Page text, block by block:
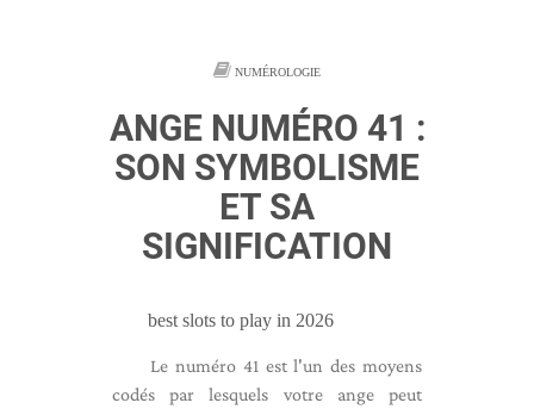
NUMÉROLOGIE
ANGE NUMÉRO 41 :
SON SYMBOLISME
ET SA
SIGNIFICATION
best slots to play in 2026
Le numéro 41 est l'un des moyens
codés par lesquels votre ange peut